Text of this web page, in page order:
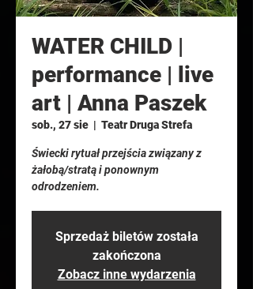
WATER CHILD |
performance | live
art | Anna Paszek
sob., 27 sie
  |
Teatr Druga Strefa
Świecki rytuał przejścia związany z
żałobą/stratą i ponownym
odrodzeniem.
Sprzedaż biletów została
zakończona
Zobacz inne wydarzenia